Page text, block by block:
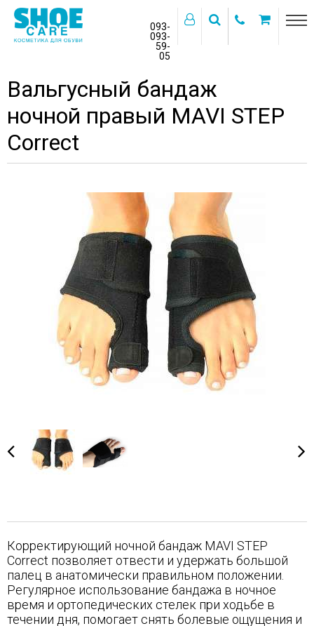
093-
093-
59-
05
Вальгусный бандаж
ночной правый MAVI STEP
Correct
Корректирующий ночной бандаж MAVI STEP
Correct позволяет отвести и удержать большой
палец в анатомически правильном положении.
Регулярное использование бандажа в ночное
время и ортопедических стелек при ходьбе в
течении дня, помогает снять болевые ощущения и